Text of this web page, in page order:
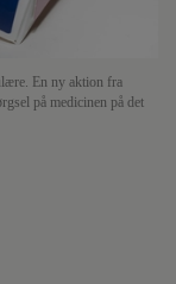
En ny aktion fra
på medicinen på det